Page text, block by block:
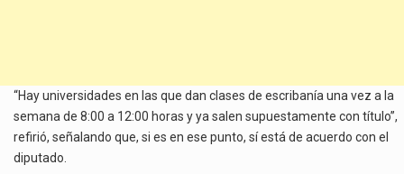
“Hay universidades en las que dan clases de escribanía una vez a la
semana de 8:00 a 12:00 horas y ya salen supuestamente con título”,
refirió, señalando que, si es en ese punto, sí está de acuerdo con el
diputado.